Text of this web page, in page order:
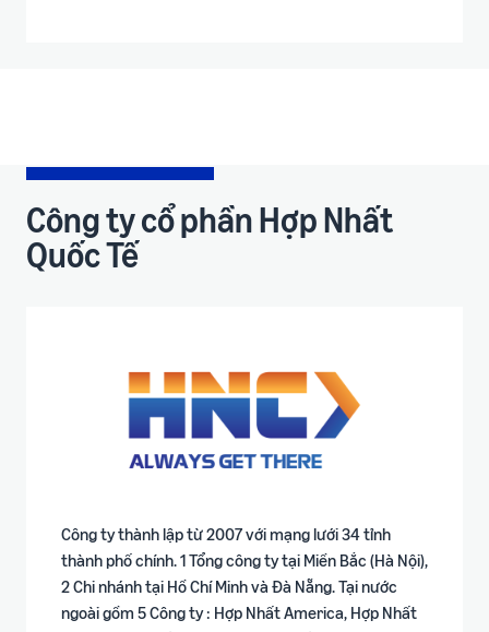
Công ty cổ phần Hợp Nhất
Quốc Tế
Công ty thành lập từ 2007 với mạng lưới 34 tỉnh
thành phố chính. 1 Tổng công ty tại Miền Bắc (Hà Nội),
2 Chi nhánh tại Hồ Chí Minh và Đà Nẵng. Tại nước
ngoài gồm 5 Công ty : Hợp Nhất America, Hợp Nhất